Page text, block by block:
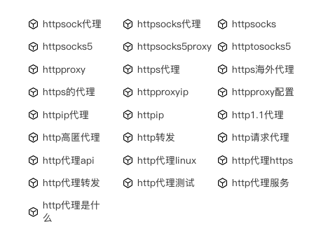
httpsock代理 httpsocks代理
httpsocks
httpsocks5
httpsocks5proxy
httptosocks5
httpproxy
https代理
https海外代理
https的代理
httpproxyip
httpproxy配置
httpip代理
httpip
http1.1代理
http高匿代理
http转发
http请求代理
http代理api
http代理linux
http代理https
http代理转发
http代理测试
http代理服务
http代理是什
么